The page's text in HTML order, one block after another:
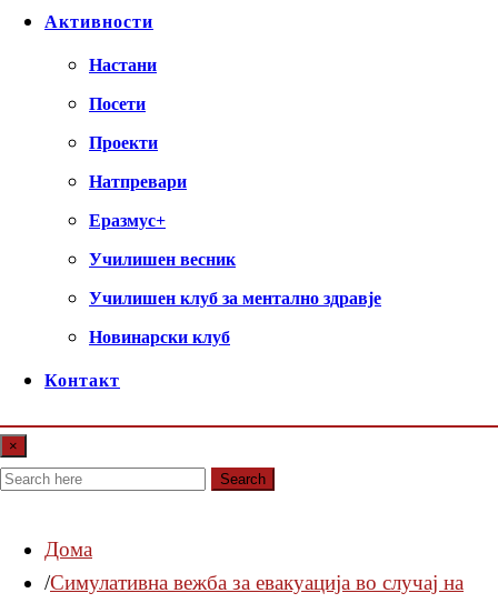
Активности
Настани
Посети
Проекти
Натпревари
Еразмус+
Училишен весник
Училишен клуб за ментално здравје
Новинарски клуб
Контакт
×
Search
Дома
Симулативна вежба за евакуација во случај на